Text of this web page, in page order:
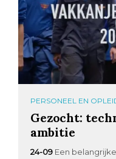
PERSONEEL EN
Gezocht:
ambitie
24-09 Een